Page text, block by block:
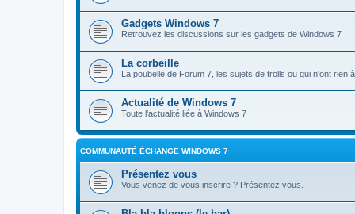
Gadgets Windows 7
Retrouvez les discussions sur les gadgets de Windows 7
La corbeille
La poubelle de Forum 7, les sujets de trolls ou qui n'ont rien
Actualité de Windows 7
Toute l'actualité liée à Windows 7
COMMUNAUTÉ ÉCHANGE WINDOWS 7
Présentez vous
Vous venez de vous inscrire ? Présentez vous.